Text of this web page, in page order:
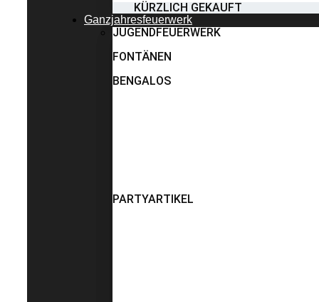
KÜRZLICH GEKAUFT
Ganzjahresfeuerwerk
JUGENDFEUERWERK
FONTÄNEN
BENGALOS
PARTYARTIKEL